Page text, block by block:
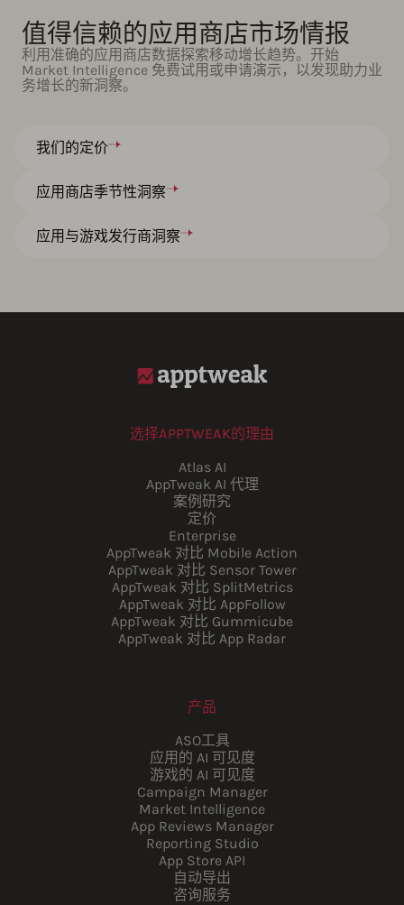
值得信赖的应用商店市场情报
利用准确的应用商店数据探索移动增长趋势。开始
Market Intelligence 免费试用或申请演示，以发现助力业
务增长的新洞察。
我们的定价
应用商店季节性洞察
应用与游戏发行商洞察
选择APPTWEAK的理由
Atlas AI
AppTweak AI 代理
案例研究
定价
Enterprise
AppTweak 对比 Mobile Action
AppTweak 对比 Sensor Tower
AppTweak 对比 SplitMetrics
AppTweak 对比 AppFollow
AppTweak 对比 Gummicube
AppTweak 对比 App Radar
产品
ASO工具
应用的 AI 可见度
游戏的 AI 可见度
Campaign Manager
Market Intelligence
App Reviews Manager
Reporting Studio
App Store API
自动导出
咨询服务